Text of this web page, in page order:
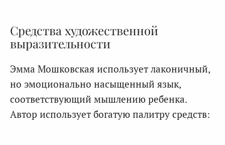
Средства художественной
выразительности
Эмма Мошковская использует лаконичный,
но эмоционально насыщенный язык,
соответствующий мышлению ребенка.
Автор использует богатую палитру средств: